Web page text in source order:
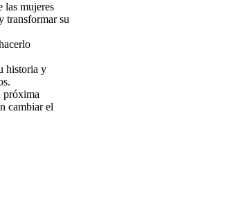
las mujeres
transformar su
historia y
próxima
cambiar el